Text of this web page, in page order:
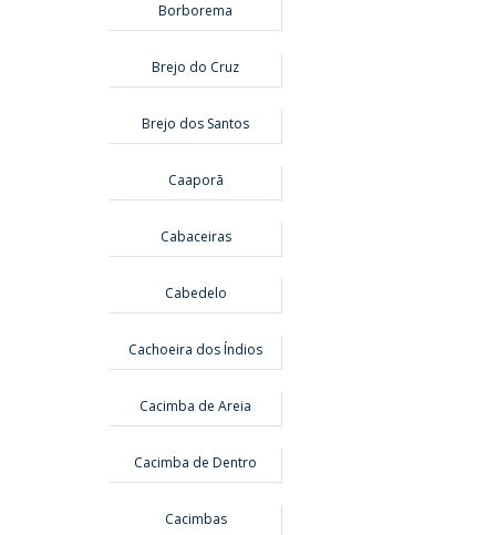
Borborema
Brejo do Cruz
Brejo dos Santos
Caaporã
Cabaceiras
Cabedelo
Cachoeira dos Índios
Cacimba de Areia
Cacimba de Dentro
Cacimbas